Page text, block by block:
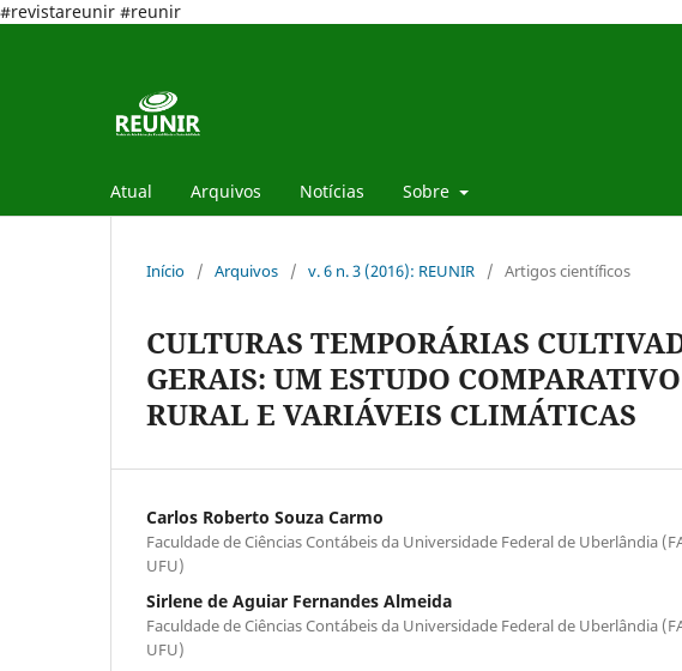
#revistareunir #reunir
Atual Arquivos Notícias Sobre
Início / Arquivos / v. 6 n. 3 (2016): REUNIR / Artigos científicos
CULTURAS TEMPORÁRIAS
GERAIS: UM ESTUDO
RURAL E VARIÁVEIS CLIMÁTICAS
Carlos Roberto Souza Carmo
Faculdade de Ciências Contábeis da Universidade Federal de Uberlândia
UFU)
Sirlene de Aguiar Fernandes Almeida
Faculdade de Ciências Contábeis da Universidade Federal de Uberlândia
UFU)